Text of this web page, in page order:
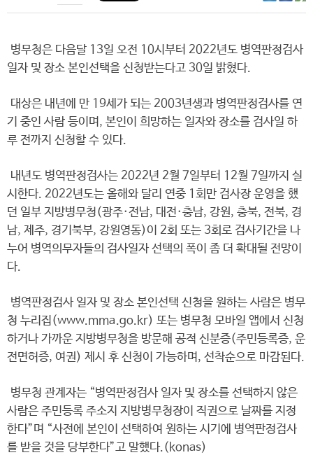
병무청은 다음달 13일 오전 10시부터 2022년도 병역판정검사
일자 및 장소 본인선택을 신청받는다고 30일 밝혔다.
대상은 내년에 만 19세가 되는 2003년생과 병역판정검사를 연
기 중인 사람 등이며, 본인이 희망하는 일자와 장소를 검사일 하
루 전까지 신청할 수 있다.
내년도 병역판정검사는 2022년 2월 7일부터 12월 7일까지 실
시한다. 2022년도는 올해와 달리 연중 1회만 검사장 운영을 했
던 일부 지방병무청(광주·전남, 대전·충남, 강원, 충북, 전북, 경
남, 제주, 경기북부, 강원영동)이 2회 또는 3회로 검사기간을 나
누어 병역의무자들의 검사일자 선택의 폭이 좀 더 확대될 전망이
다.
병역판정검사 일자 및 장소 본인선택 신청을 원하는 사람은 병무
청 누리집(www.mma.go.kr) 또는 병무청 모바일 앱에서 신청
하거나 가까운 지방병무청을 방문해 공적 신분증(주민등록증, 운
전면허증, 여권) 제시 후 신청이 가능하며, 선착순으로 마감된다.
병무청 관계자는 “병역판정검사 일자 및 장소를 선택하지 않은
사람은 주민등록 주소지 지방병무청장이 직권으로 날짜를 지정
한다”며 “사전에 본인이 선택하여 원하는 시기에 병역판정검사
를 받을 것을 당부한다”고 말했다.(konas)